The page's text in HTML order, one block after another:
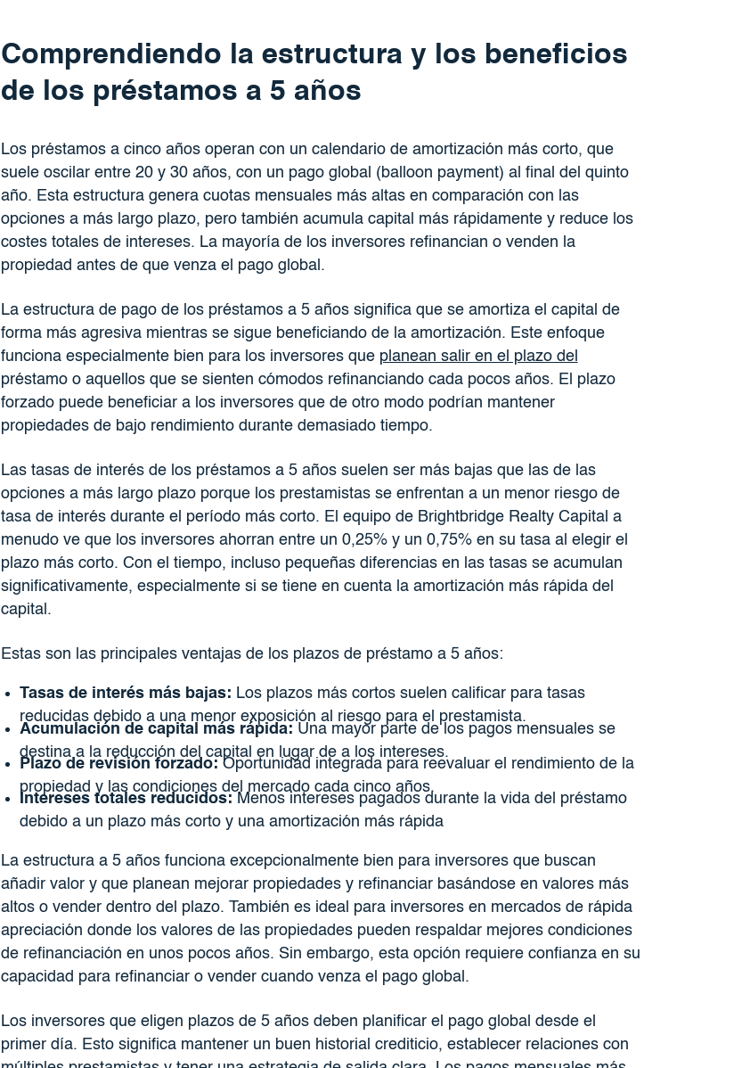
Comprendiendo la estructura y los beneficios
de los préstamos a 5 años
Los préstamos a cinco años operan con un calendario de amortización más corto, que
suele oscilar entre 20 y 30 años, con un pago global (balloon payment) al final del quinto
año. Esta estructura genera cuotas mensuales más altas en comparación con las
opciones a más largo plazo, pero también acumula capital más rápidamente y reduce los
costes totales de intereses. La mayoría de los inversores refinancian o venden la
propiedad antes de que venza el pago global.
La estructura de pago de los préstamos a 5 años significa que se amortiza el capital de
forma más agresiva mientras se sigue beneficiando de la amortización. Este enfoque
funciona especialmente bien para los inversores que planean salir en el plazo del
préstamo o aquellos que se sienten cómodos refinanciando cada pocos años. El plazo
forzado puede beneficiar a los inversores que de otro modo podrían mantener
propiedades de bajo rendimiento durante demasiado tiempo.
Las tasas de interés de los préstamos a 5 años suelen ser más bajas que las de las
opciones a más largo plazo porque los prestamistas se enfrentan a un menor riesgo de
tasa de interés durante el período más corto. El equipo de Brightbridge Realty Capital a
menudo ve que los inversores ahorran entre un 0,25% y un 0,75% en su tasa al elegir el
plazo más corto. Con el tiempo, incluso pequeñas diferencias en las tasas se acumulan
significativamente, especialmente si se tiene en cuenta la amortización más rápida del
capital.
Estas son las principales ventajas de los plazos de préstamo a 5 años:
Tasas de interés más bajas: Los plazos más cortos suelen calificar para tasas
reducidas debido a una menor exposición al riesgo para el prestamista.
Acumulación de capital más rápida: Una mayor parte de los pagos mensuales se
destina a la reducción del capital en lugar de a los intereses.
Plazo de revisión forzado: Oportunidad integrada para reevaluar el rendimiento de la
propiedad y las condiciones del mercado cada cinco años.
Intereses totales reducidos: Menos intereses pagados durante la vida del préstamo
debido a un plazo más corto y una amortización más rápida
La estructura a 5 años funciona excepcionalmente bien para inversores que buscan
añadir valor y que planean mejorar propiedades y refinanciar basándose en valores más
altos o vender dentro del plazo. También es ideal para inversores en mercados de rápida
apreciación donde los valores de las propiedades pueden respaldar mejores condiciones
de refinanciación en unos pocos años. Sin embargo, esta opción requiere confianza en su
capacidad para refinanciar o vender cuando venza el pago global.
Los inversores que eligen plazos de 5 años deben planificar el pago global desde el
primer día. Esto significa mantener un buen historial crediticio, establecer relaciones con